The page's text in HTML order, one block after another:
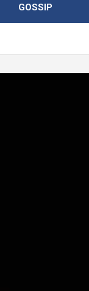
GOSSIP